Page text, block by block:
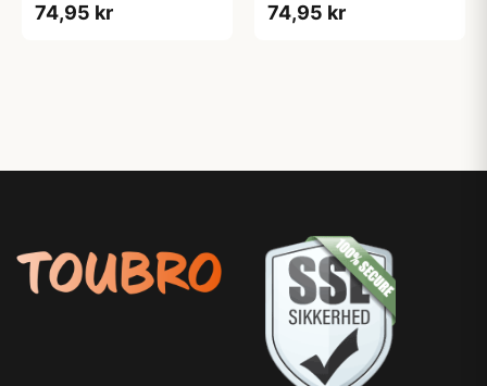
74,95 kr 74,95 kr